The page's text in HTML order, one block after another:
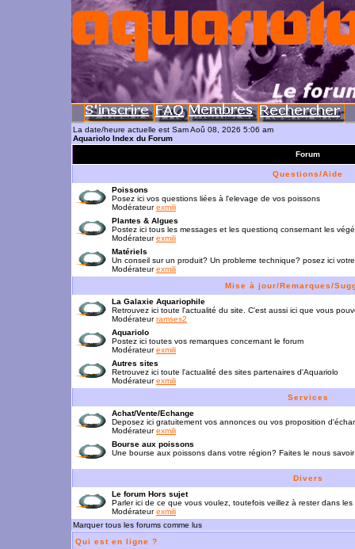
La date/heure actuelle est Sam Aoû 08, 2026 5:06 am
Aquariolo Index du Forum
Forum
Questions/Aide
Poissons
Posez ici vos questions liées à l'elevage de vos poissons
Modérateurexmili
Plantes & Algues
Postez ici tous les messages et les questionq consernant les
Modérateurexmili
Matériels
Un conseil sur un produit? Un probleme technique? posez ici
Modérateurexmili
Mise à jour/Remarques/
La Galaxie Aquariophile
Retrouvez ici toute l'actualité du site. C'est aussi ici que vous
Modérateurramses2
Aquariolo
Postez ici toutes vos remarques concernant le forum
Modérateurexmili
Autres sites
Retrouvez ici toute l'actualité des sites partenaires d'Aquariolo
Modérateurexmili
Services
Achat/Vente/Echange
Deposez ici gratuitement vos annonces ou vos proposition
Modérateurexmili
Bourse aux poissons
Une bourse aux poissons dans votre région? Faites le nous savoir
Divers
Le forum Hors sujet
Parler ici de ce que vous voulez, toutefois veillez à rester dans les
Modérateurexmili
Marquer tous les forums comme lus
Qui est en ligne ?